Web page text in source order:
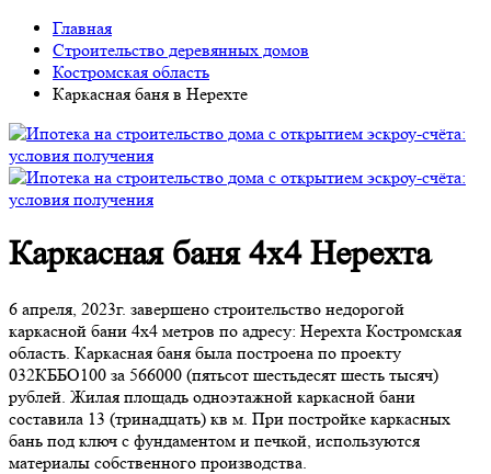
Главная
Строительство деревянных домов
Костромская область
Каркасная баня в Нерехте
Каркасная баня 4х4 Нерехта
6 апреля, 2023г. завершено строительство недорогой
каркасной бани 4х4 метров по адресу: Нерехта Костромская
область. Каркасная баня была построена по проекту
032КББО100 за 566000 (пятьсот шестьдесят шесть тысяч)
рублей. Жилая площадь одноэтажной каркасной бани
составила 13 (тринадцать) кв м. При постройке каркасных
бань под ключ с фундаментом и печкой, используются
материалы собственного производства.